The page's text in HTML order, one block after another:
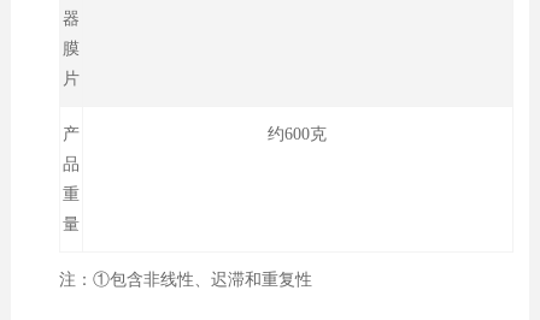
器
膜
片
产
品
重
量
约600克
注：①包含非线性、迟滞和重复性